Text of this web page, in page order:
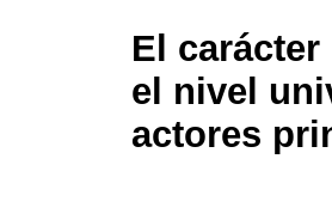
El
el nivel
actores